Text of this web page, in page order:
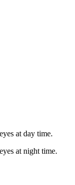
at day time.
at night time.